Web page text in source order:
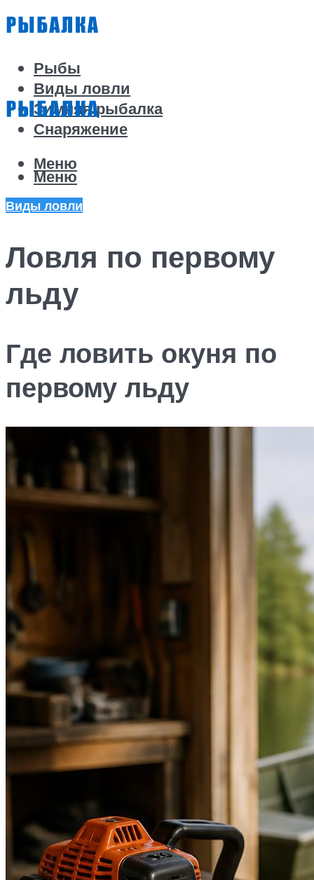
Рыбы
Виды ловли
Зимняя рыбалка
Снаряжение
Меню
Меню
Виды ловли
Ловля по первому
льду
Где ловить окуня по
первому льду